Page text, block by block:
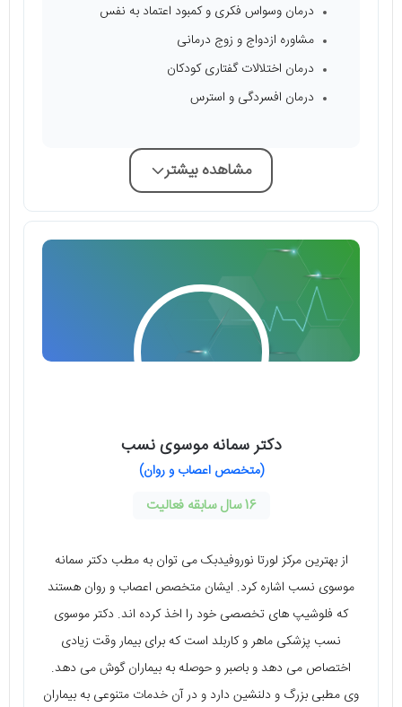
درمان وسواس فکری و کمبود اعتماد به نفس
مشاوره ازدواج و زوج درمانی
درمان اختلالات گفتاری کودکان
درمان افسردگی و استرس
مشاهده بیشتر
دکتر سمانه موسوی نسب
(متخصص اعصاب و روان)
16 سال سابقه فعالیت
از بهترین مرکز لورتا نوروفیدبک می توان به مطب دکتر سمانه
موسوی نسب اشاره کرد. ایشان متخصص اعصاب و روان هستند
که فلوشیپ های تخصصی خود را اخذ کرده اند. دکتر موسوی
نسب پزشکی ماهر و کاربلد است که برای بیمار وقت زیادی
اختصاص می دهد و باصبر و حوصله به بیماران گوش می دهد.
وی مطبی بزرگ و دلنشین دارد و در آن خدمات متنوعی به بیماران